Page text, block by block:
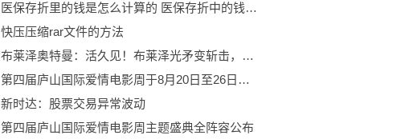
医保存折里的钱是怎么计算的 医保存折中的钱是如何计算得来的(北京)
快压压缩rar文件的方法
布莱泽奥特曼：活久见！布莱泽光矛变斩击，腰扭成麻花
第四届庐山国际爱情电影周于8月20日至26日举行
新时达：股票交易异常波动
第四届庐山国际爱情电影周主题盛典全阵容公布